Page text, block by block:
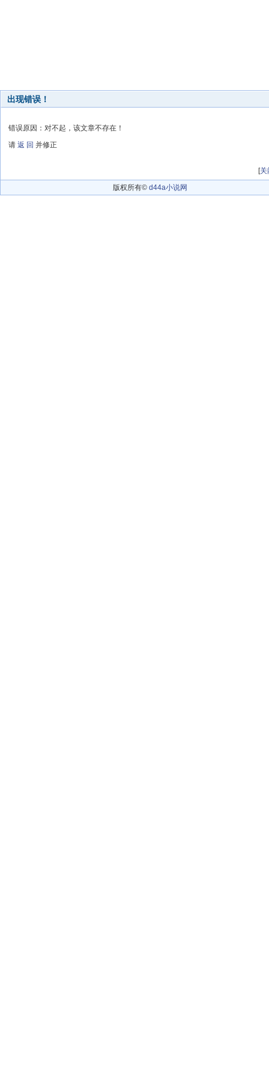
出现错误！
错误原因：对不起，该文章不存在！
请 返 回 并修正
[关
版权所有© d44a小说网